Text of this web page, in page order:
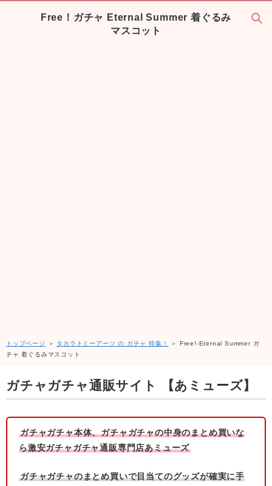
Free！ガチャ Eternal Summer 着ぐるみ
マスコット
トップページ ＞ タカラトミーアーツ の ガチャ 特集！
＞ Free!-Eternal Summer ガ
チャ 着ぐるみマスコット
ガチャガチャ通販サイト 【あミューズ】
ガチャガチャ本体、ガチャガチャの中身のまとめ買いな
ら激安ガチャガチャ通販専門店あミューズ
ガチャガチャのまとめ買いで目当てのグッズが確実に手